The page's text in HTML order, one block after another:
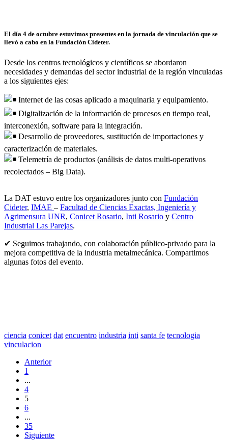
El día 4 de octubre estuvimos presentes en la jornada de vinculación que se
llevó a cabo en la Fundación Cideter.
Desde los centros tecnológicos y científicos se abordaron
necesidades y demandas del sector industrial de la región vinculadas
a los siguientes ejes:
Internet de las cosas aplicado a maquinaria y equipamiento.
Digitalización de la información de procesos en tiempo real,
interconexión, software para la integración.
Desarrollo de proveedores, sustitución de importaciones y
caracterización de materiales.
Telemetría de productos (análisis de datos multi-operativos
recolectados – Big Data).
La DAT estuvo entre los organizadores junto con Fundación
Cideter, IMAE – Facultad de Ciencias Exactas, Ingeniería y
Agrimensura UNR, Conicet Rosario, Inti Rosario y Centro
Industrial Las Parejas.
✔ Seguimos trabajando, con colaboración público-privado para la
mejora competitiva de la industria metalmecánica. Compartimos
algunas fotos del evento.
ciencia conicet dat encuentro industria inti santa fe tecnologia
vinculacion
Anterior
1
...
4
5
6
...
35
Siguiente